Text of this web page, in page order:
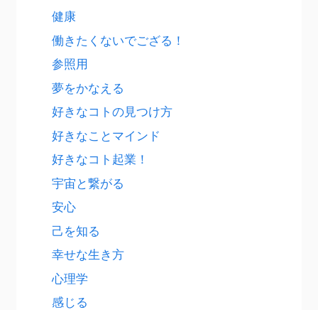
健康
働きたくないでござる！
参照用
夢をかなえる
好きなコトの見つけ方
好きなことマインド
好きなコト起業！
宇宙と繋がる
安心
己を知る
幸せな生き方
心理学
感じる